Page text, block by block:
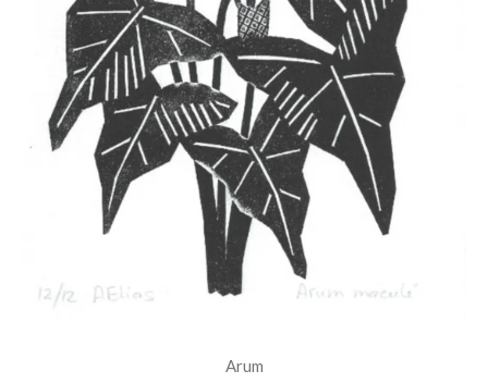
Arum